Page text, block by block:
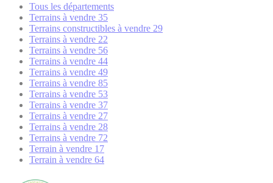
Tous les départements
Terrains à vendre 35
Terrains constructibles à vendre 29
Terrains à vendre 22
Terrains à vendre 56
Terrains à vendre 44
Terrains à vendre 49
Terrains à vendre 85
Terrains à vendre 53
Terrains à vendre 37
Terrains à vendre 27
Terrains à vendre 28
Terrains à vendre 72
Terrain à vendre 17
Terrain à vendre 64